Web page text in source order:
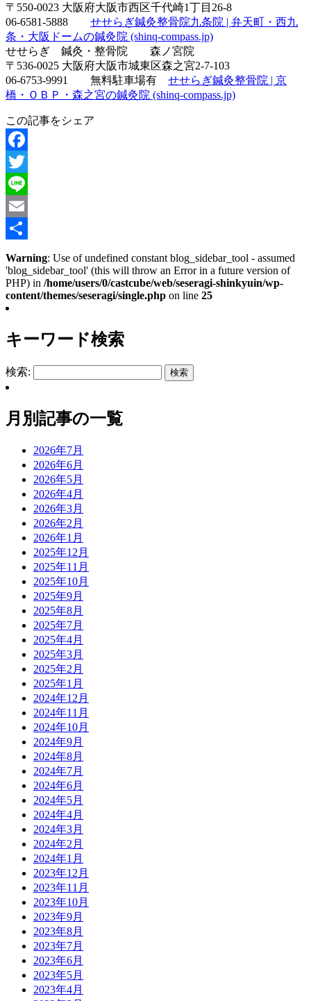
〒550-0023 大阪府大阪市西区千代崎1丁目26-8
06-6581-5888 せせらぎ鍼灸整骨院九条院 | 弁天町・西九
条・大阪ドームの鍼灸院 (shinq-compass.jp)
せせらぎ 鍼灸・整骨院 森ノ宮院
〒536-0025 大阪府大阪市城東区森之宮2-7-103
06-6753-9991 無料駐車場有 せせらぎ鍼灸整骨院 | 京
橋・ＯＢＰ・森之宮の鍼灸院 (shinq-compass.jp)
この記事をシェア
Facebook
Twitter
Line
Email
有
Warning: Use of undefined constant blog_sidebar_tool - assumed
'blog_sidebar_tool' (this will throw an Error in a future version of
PHP) in /home/users/0/castcube/web/seseragi-shinkyuin/wp-
content/themes/seseragi/single.php on line 25
キーワード検索
検索:
月別記事の一覧
2026年7月
2026年6月
2026年5月
2026年4月
2026年3月
2026年2月
2026年1月
2025年12月
2025年11月
2025年10月
2025年9月
2025年8月
2025年7月
2025年4月
2025年3月
2025年2月
2025年1月
2024年12月
2024年11月
2024年10月
2024年9月
2024年8月
2024年7月
2024年6月
2024年5月
2024年4月
2024年3月
2024年2月
2024年1月
2023年12月
2023年11月
2023年10月
2023年9月
2023年8月
2023年7月
2023年6月
2023年5月
2023年4月